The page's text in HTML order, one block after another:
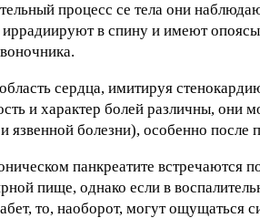
процесс се тела они
в спину и имеют
сердца, имитируя
и характер болей различны,
язвенной болезни), особенно
панкреатите
пище, однако если в
то, наоборот, могут